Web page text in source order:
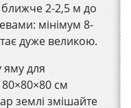
2-2,5 м до
мінімум 8-
дуже великою.
яму для
80×80×80 см
землі змішайте